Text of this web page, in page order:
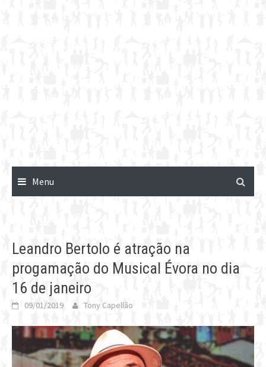
Menu
Leandro Bertolo é atração na
progamação do Musical Évora no dia
16 de janeiro
09/01/2019 Tony Capellão